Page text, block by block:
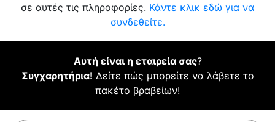
σε αυτές τις πληροφορίες. Κάντε κλικ εδώ για να
συνδεθείτε.
Αυτή είναι η εταιρεία σας?
Συγχαρητήρια! Δείτε πώς μπορείτε να λάβετε το
πακέτο βραβείων!